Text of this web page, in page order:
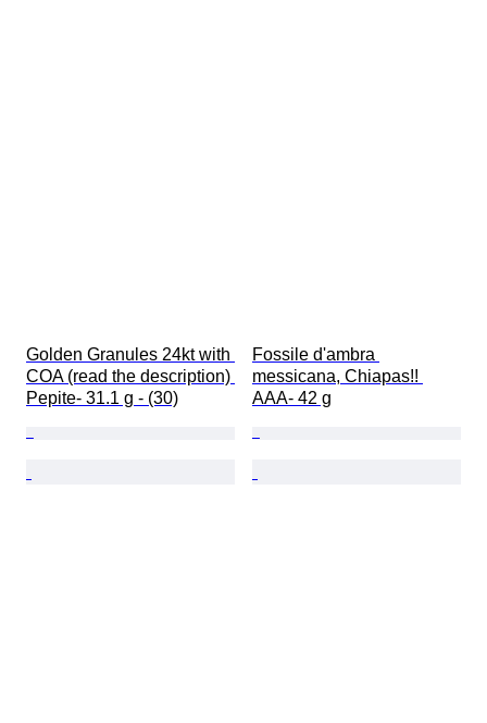
Golden Granules 24kt with
COA (read the description)
Pepite- 31.1 g - (30)
Fossile d'ambra
messicana, Chiapas!!
AAA- 42 g